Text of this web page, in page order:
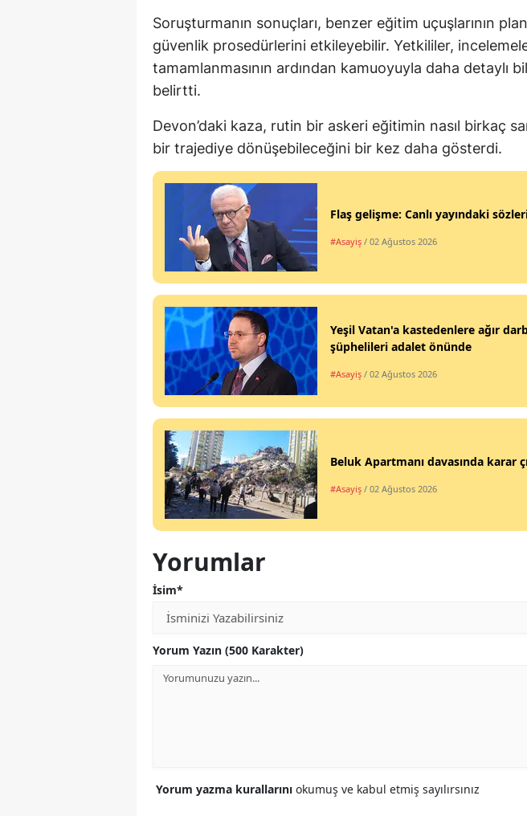
Soruşturmanın sonuçları, benzer eğitim uçuşlarının
güvenlik prosedürlerini etkileyebilir. Yetkililer,
tamamlanmasının ardından kamuoyuyla daha detaylı
belirtti.
Devon’daki kaza, rutin bir askeri eğitimin nasıl birkaç
bir trajediye dönüşebileceğini bir kez daha gösterdi.
Flaş gelişme: Canlı yayındaki
#Asayiş / 02 Ağustos 2026
Yeşil Vatan'a kastedenlere ağır
şüphelileri adalet önünde
#Asayiş / 02 Ağustos 2026
Beluk Apartmanı davasında karar
#Asayiş / 02 Ağustos 2026
Yorumlar
İsim*
Yorum Yazın (500 Karakter)
Yorum yazma kurallarını okumuş ve kabul etmiş sayılırsınız